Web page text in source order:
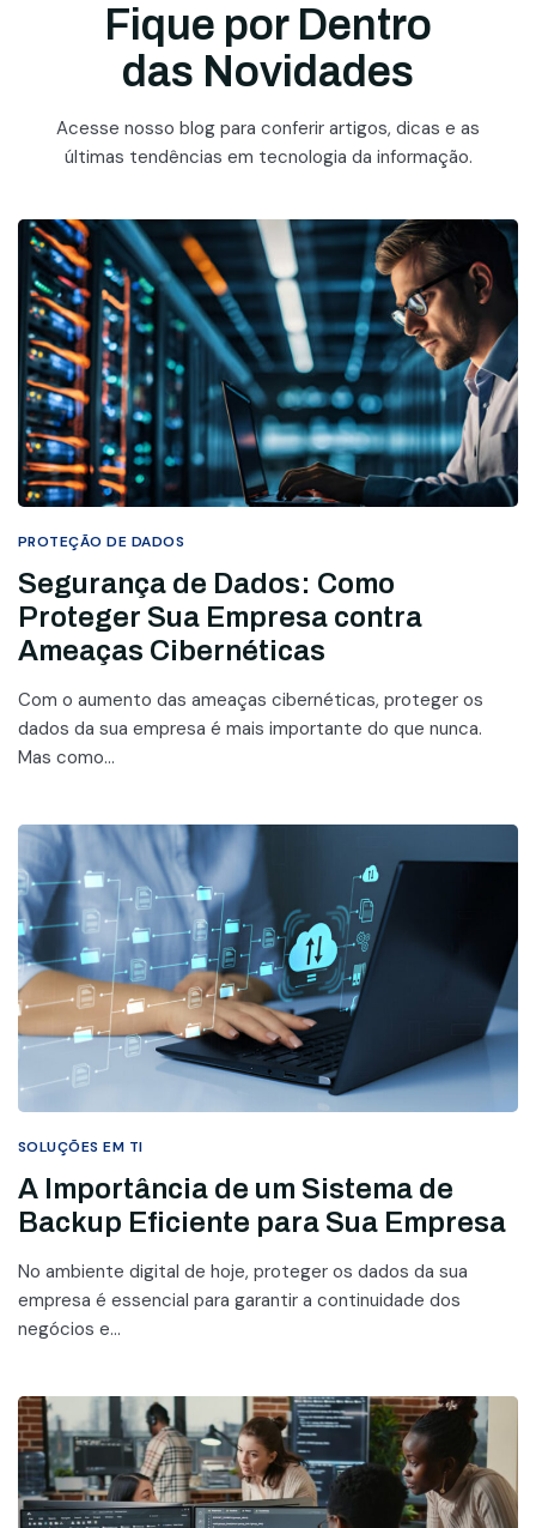
Fique por Dentro
das Novidades
Acesse nosso blog para conferir artigos, dicas e as
últimas tendências em tecnologia da informação.
PROTEÇÃO DE DADOS
Segurança de Dados: Como
Proteger Sua Empresa contra
Ameaças Cibernéticas
Com o aumento das ameaças cibernéticas, proteger os
dados da sua empresa é mais importante do que nunca.
Mas como...
SOLUÇÕES EM TI
A Importância de um Sistema de
Backup Eficiente para Sua Empresa
No ambiente digital de hoje, proteger os dados da sua
empresa é essencial para garantir a continuidade dos
negócios e...